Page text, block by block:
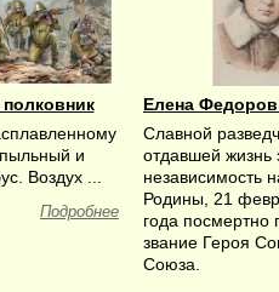
и
Воздух ...
Подробнее
Елена
Славной
отдавшей жизнь
независимость
Родины, 21
года посмертно
звание Героя
Союза.